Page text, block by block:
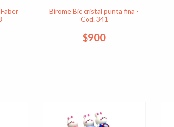
Birome Bic cristal punta fina -
Cod. 341
$900